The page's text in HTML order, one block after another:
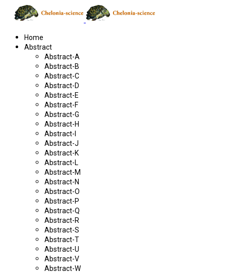
Home
Abstract
Abstract-A
Abstract-B
Abstract-C
Abstract-D
Abstract-E
Abstract-F
Abstract-G
Abstract-H
Abstract-I
Abstract-J
Abstract-K
Abstract-L
Abstract-M
Abstract-N
Abstract-O
Abstract-P
Abstract-Q
Abstract-R
Abstract-S
Abstract-T
Abstract-U
Abstract-V
Abstract-W